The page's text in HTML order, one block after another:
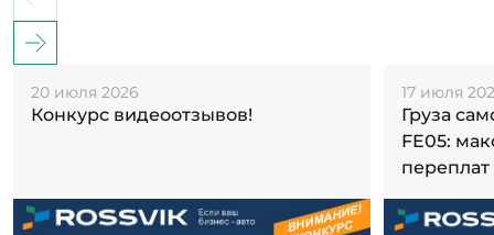
20 июля 2026
Конкурс видеоотзывов!
17 июля
Груза
FE05:
переплат